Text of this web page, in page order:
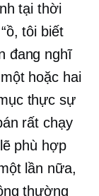
tại thời
tôi biết
đang nghĩ
hoặc hai
thực sự
rất chạy
phù hợp
lần nữa,
thường